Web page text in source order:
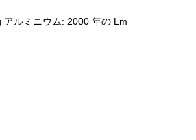
ルミニウム: 2000 年の Lm